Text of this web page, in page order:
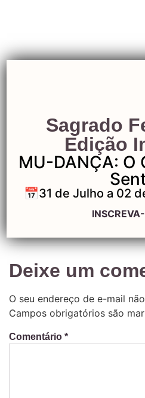
Deixe um
O seu endereço de e-mail
Campos obrigatórios são
Comentário *
Sagrado
Edição
MU-DANÇA: O
📅31 de Julho a 02